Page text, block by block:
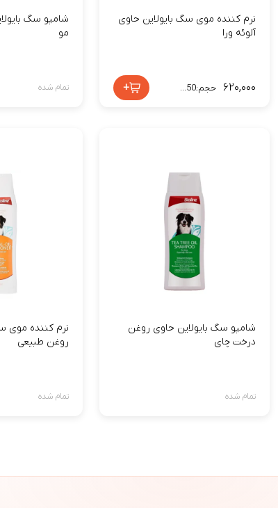
نرم کننده موی سگ بایولاین حاوی
آلوئه ورا
۶۲۰,۰۰۰ حجم:250 میلی لیتر +
شامپو سگ
مو
تمام شده
شامپو سگ بایولاین حاوی روغن
درخت چای
تمام شده
نرم کننده موی
روغن طبیعی
تمام شده